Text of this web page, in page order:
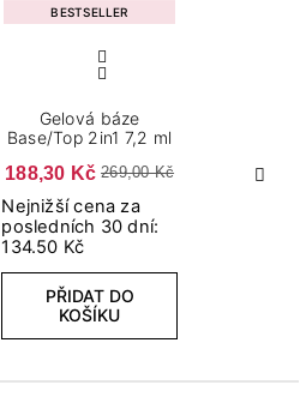
Další
BESTSELLER
Gelová báze
Base/Top 2in1 7,2 ml
188,30 Kč 269,00 Kč
Nejnižší cena za
posledních 30 dní:
134.50 Kč
PŘIDAT DO
KOŠÍKU